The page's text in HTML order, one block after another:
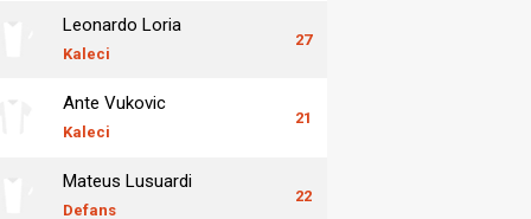
Leonardo Loria
Kaleci
27
Ante Vukovic
Kaleci
21
Mateus Lusuardi
Defans
22